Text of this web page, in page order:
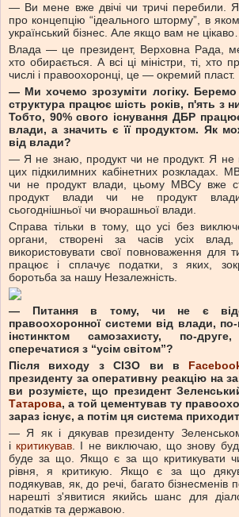
— Ви мене вже двічі чи тричі перебили. Я
про концепцію “ідеального шторму”, в
український бізнес. Але якщо вам не
Влада — це президент, Верховна Рада,
хто обирається. А всі ці міністри, ті, хто
числі і правоохоронці, це — окремий пласт.
— Ми хочемо зрозуміти логіку.
структура працює шість років, п'ять з
Тобто, 90% свого існування ДБР
влади, а значить є її продуктом. Як
від влади?
— Я не знаю, продукт чи не продукт. Я не
цих підкилимних кабінетних розкладах.
чи не продукт влади, цьому МВСу вже
продукт влади чи не продукт
сьогоднішньої чи вчорашньої влади.
Справа тільки в тому, що усі без
органи, створені за часів усіх
використовувати свої повноваження для
працює і сплачує податки, з яких,
боротьба за нашу Незалежність.
— Питання в тому, чи не є
правоохоронної системи від влади,
інстинктом самозахисту, по-
сперечатися з “усім світом”?
Після виходу з СІЗО ви в
президенту за оперативну реакцію на
ви розумієте, що президент
Татарова, а той цементував ту
зараз існує, а потім ця система
— Я як і дякував президенту
і критикував. І не виключаю, що знову
буде за що. Якщо є за що критикувати
рівня, я критикую. Якщо є за що
подякував, як, до речі, багато
нарешті з'явитися якийсь шанс для
податків та державою.